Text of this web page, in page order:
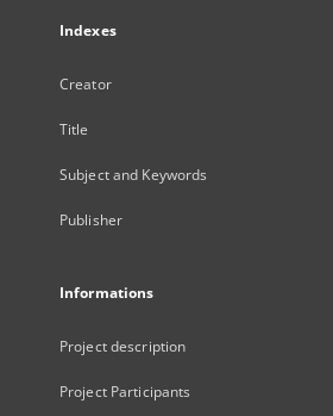
Indexes
Creator
Title
Subject and Keywords
Publisher
Informations
Project description
Project Participants